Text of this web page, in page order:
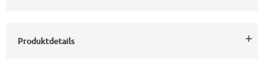
Produktdetails